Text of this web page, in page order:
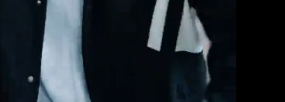
Hari ini ayahku
yang datang